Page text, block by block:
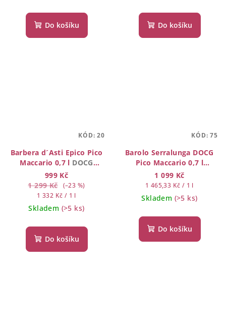
Do košíku Do košíku
Barbera d´Asti Epico Pico
Maccario 0,7 l DOCG
SUPERIORE
999 Kč
1 299 Kč
(–23 %)
Měrná
cena:
1 332 Kč / 1 l
Skladem (>5 ks)
Do košíku
KÓD:20
Barolo Serralunga DOCG
Pico Maccario 0,7 l
SERALUNGA D´ALBA
1 099 Kč
Měrná
cena:
1 465,33 Kč / 1 l
Skladem (>5 ks)
Do košíku
KÓD:75